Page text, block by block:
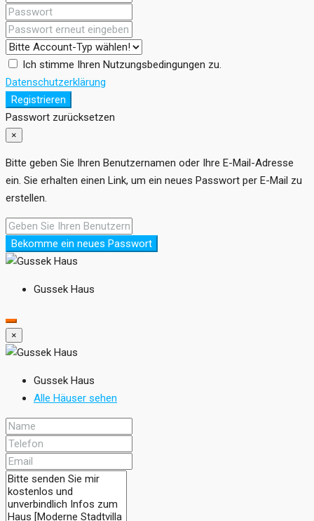
Ich stimme Ihren Nutzungsbedingungen zu.
Datenschutzerklärung
Registrieren
Passwort zurücksetzen
×
Bitte geben Sie Ihren Benutzernamen oder Ihre E-Mail-Adresse
ein. Sie erhalten einen Link, um ein neues Passwort per E-Mail zu
erstellen.
Bekomme ein neues Passwort
Gussek Haus
×
Gussek Haus
Alle Häuser sehen